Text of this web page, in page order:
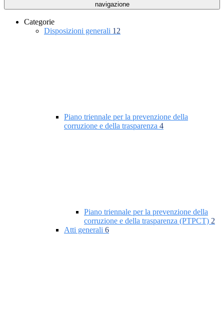
navigazione
Categorie
Disposizioni generali 12
Piano triennale per la prevenzione della
corruzione e della trasparenza 4
Piano triennale per la prevenzione della
corruzione e della trasparenza (PTPCT) 2
Atti generali 6